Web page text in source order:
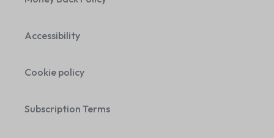
Accessibility
Cookie policy
Subscription Terms